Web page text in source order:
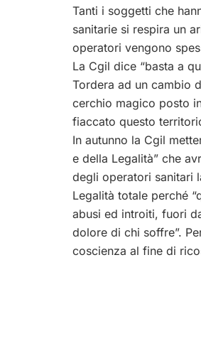
Tanti i soggetti che
sanitarie si respira un
operatori vengono
La Cgil dice “basta a
Tordera ad un cambio
cerchio magico posto
fiaccato questo
In autunno la Cgil
e della Legalità” che
degli operatori sanitari
Legalità totale perché
abusi ed introiti, fuori
dolore di chi soffre”.
coscienza al fine di